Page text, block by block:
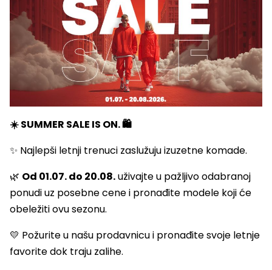
☀️ SUMMER SALE IS ON. 🛍️
✨ Najlepši letnji trenuci zaslužuju izuzetne komade.
🌿 Od 01.07. do 20.08.uživajte u pažljivo odabranoj
ponudi uz posebne cene i pronađite modele koji će
obeležiti ovu sezonu.
💛 Požurite u našu prodavnicu i pronađite svoje letnje
favorite dok traju zalihe.